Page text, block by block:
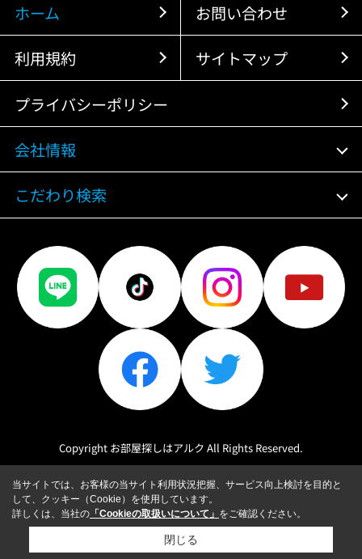
ホーム お問い合わせ
利用規約 サイトマップ
プライバシーポリシー
会社情報
こだわり検索
Copyright お部屋探しはアルク All Rights Reserved.
当サイトでは、お客様の当サイト利用状況把握、サービス向上検討を目的と
して、クッキー（Cookie）を使用しています。
詳しくは、当社の 「Cookieの取扱いについて」 をご確認ください。
閉じる